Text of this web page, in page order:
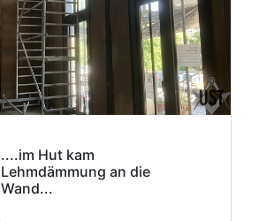
....im Hut kam
Lehmdämmung an die
Wand...